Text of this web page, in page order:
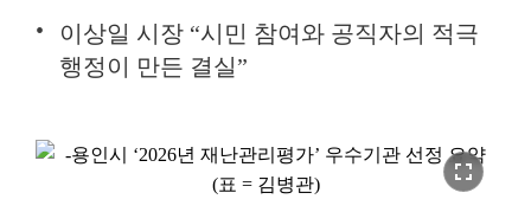
이상일 시장 “시민 참여와 공직자의 적극
행정이 만든 결실”
fullscreen